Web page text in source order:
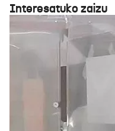
Interesatuko zaizu